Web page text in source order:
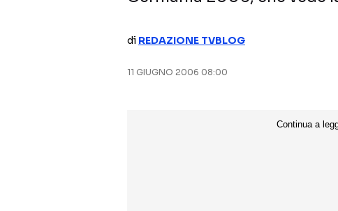
di REDAZIONE TVBLOG
11 GIUGNO 2006 08:00